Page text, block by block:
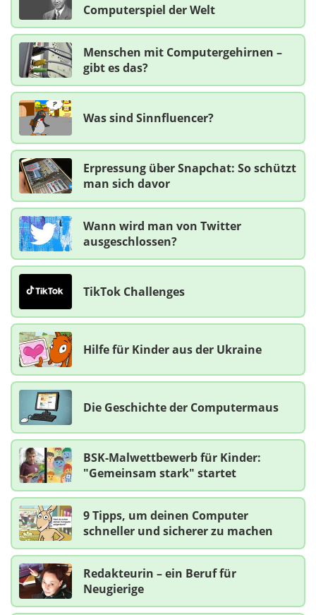
Computerspiel der Welt
Menschen mit Computergehirnen –
gibt es das?
Was sind Sinnfluencer?
Erpressung über Snapchat: So schützt
man sich davor
Wann wird man von Twitter
ausgeschlossen?
TikTok Challenges
Hilfe für Kinder aus der Ukraine
Die Geschichte der Computermaus
BSK-Malwettbewerb für Kinder:
"Gemeinsam stark" startet
9 Tipps, um deinen Computer
schneller und sicherer zu machen
Redakteurin – ein Beruf für
Neugierige